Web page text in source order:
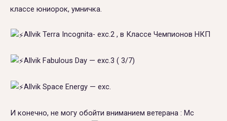
классе юниорок, умничка.
Allvik Terra Incognita- exc.2 , в Классе Чемпионов НКП
Allvik Fabulous Day — exc.3 ( 3/7)
Allvik Space Energy — exc.
И конечно, не могу обойти вниманием ветерана : Mc